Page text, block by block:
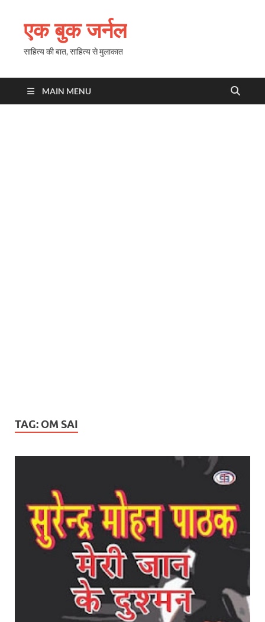
एक बुक जर्नल
साहित्य की बात, साहित्य से मुलाकात
MAIN MENU
TAG: OM SAI